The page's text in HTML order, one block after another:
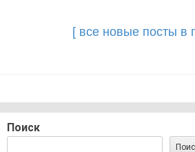
[ все новые посты в
Поиск